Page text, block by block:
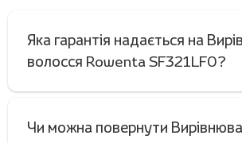
Яка гарантія надається на
волосся Rowenta SF321LF0?
Чи можна повернути